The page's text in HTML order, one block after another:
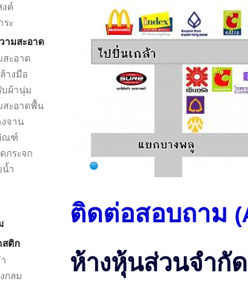
งค์
ระ
มสะอาด
ะอาด
างมือ
ผ้านุ่ม
ะอาดพื้น
จาน
ณฑ์
กระจก
ำ
ติก
กลม
ติดต่อสอบถาม
ห้างหุ้นส่วนจำกั